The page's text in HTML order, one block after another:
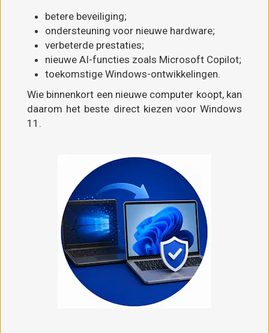
betere beveiliging;
ondersteuning voor nieuwe hardware;
verbeterde prestaties;
nieuwe AI-functies zoals Microsoft Copilot;
toekomstige Windows-ontwikkelingen.
Wie binnenkort een nieuwe computer koopt, kan
daarom het beste direct kiezen voor Windows
11.